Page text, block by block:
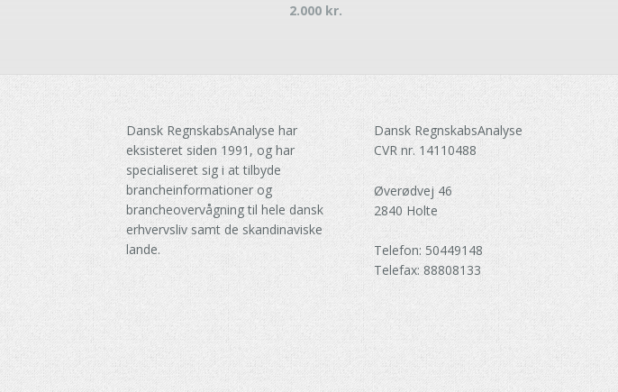
2.000 kr.
Dansk RegnskabsAnalyse har
eksisteret siden 1991, og har
specialiseret sig i at tilbyde
brancheinformationer og
brancheovervågning til hele dansk
erhvervsliv samt de skandinaviske
lande.
Dansk RegnskabsAnalyse
CVR nr. 14110488
Øverødvej 46
2840 Holte
Telefon: 50449148
Telefax: 88808133